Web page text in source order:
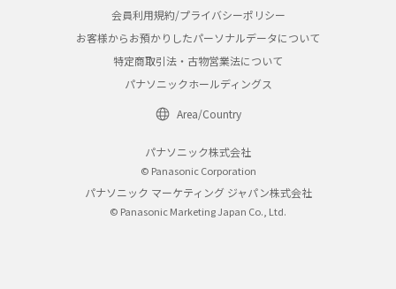
会員利用規約/プライバシーポリシー
お客様からお預かりしたパーソナルデータについて
特定商取引法・古物営業法について
パナソニックホールディングス
Area/Country
パナソニック株式会社
© Panasonic Corporation
パナソニック マーケティング ジャパン株式会社
© Panasonic Marketing Japan Co., Ltd.